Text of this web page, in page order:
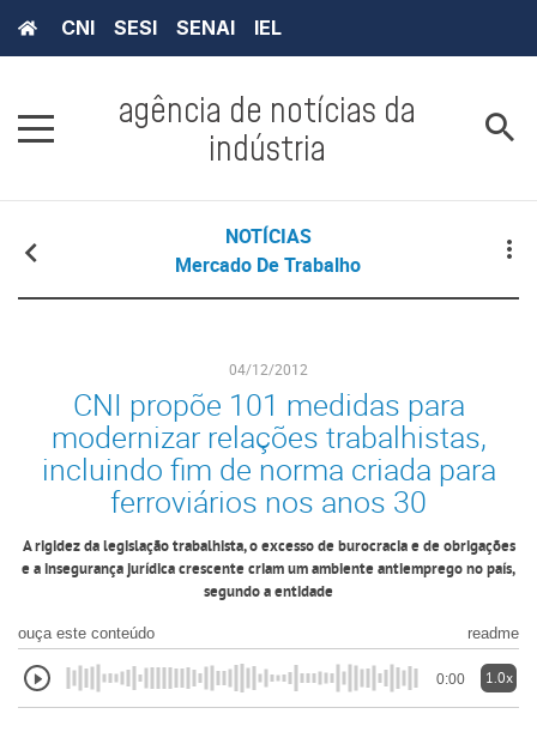
CNI SESI SENAI IEL
agência de notícias da
indústria
NOTÍCIAS
Mercado De Trabalho
04/12/2012
CNI propõe 101 medidas para
modernizar relações trabalhistas,
incluindo fim de norma criada para
ferroviários nos anos 30
A rigidez da legislação trabalhista, o excesso de burocracia e de obrigações
e a insegurança jurídica crescente criam um ambiente antiemprego no país,
segundo a entidade
ouça este conteúdo readme
0:00 1.0x